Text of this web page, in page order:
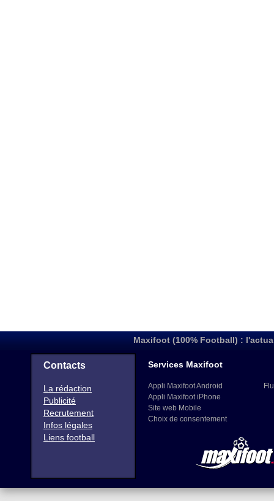
Maxifoot (100% Football) :
Contacts
La rédaction
Publicité
Recrutement
Infos légales
Liens football
Services Maxifoot
Appli Maxifoot Android
Appli Maxifoot iPhone
Site web Mobile
Choix de consentement